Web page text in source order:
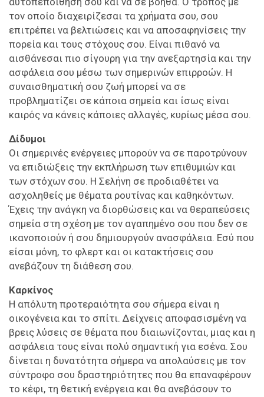
τον οποίο διαχειρίζεσαι τα χρήματα σου, σου
επιτρέπει να βελτιώσεις και να αποσαφηνίσεις την
πορεία και τους στόχους σου. Είναι πιθανό να
αισθάνεσαι πιο σίγουρη για την ανεξαρτησία και την
ασφάλεια σου μέσω των σημερινών επιρροών. Η
συναισθηματική σου ζωή μπορεί να σε
προβληματίζει σε κάποια σημεία και ίσως είναι
καιρός να κάνεις κάποιες αλλαγές, κυρίως μέσα σου.
Δίδυμοι
Οι σημερινές ενέργειες μπορούν να σε παροτρύνουν
να επιδιώξεις την εκπλήρωση των επιθυμιών και
των στόχων σου. Η Σελήνη σε προδιαθέτει να
ασχοληθείς με θέματα ρουτίνας και καθηκόντων.
Έχεις την ανάγκη να διορθώσεις και να θεραπεύσεις
σημεία στη σχέση με τον αγαπημένο σου που δεν σε
ικανοποιούν ή σου δημιουργούν ανασφάλεια. Εσύ που
είσαι μόνη, το φλερτ και οι κατακτήσεις σου
ανεβάζουν τη διάθεση σου.
Καρκίνος
Η απόλυτη προτεραιότητα σου σήμερα είναι η
οικογένεια και το σπίτι. Δείχνεις αποφασισμένη να
βρεις λύσεις σε θέματα που διαιωνίζονται, μιας και η
ασφάλεια τους είναι πολύ σημαντική για εσένα. Σου
δίνεται η δυνατότητα σήμερα να απολαύσεις με τον
σύντροφο σου δραστηριότητες που θα επαναφέρουν
το κέφι, τη θετική ενέργεια και θα ανεβάσουν το